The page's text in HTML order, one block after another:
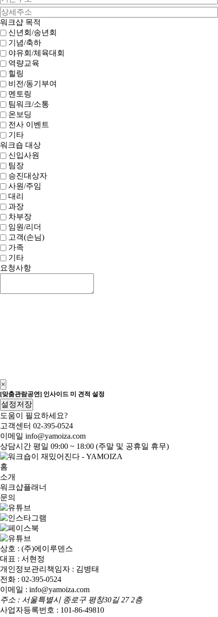
워크샵 목적
신년회/송년회
기념/축하
야유회/체육대회
역량교육
힐링
비전/동기부여
멘토링
팀워크/소통
온보딩
전사 이벤트
기타
워크숍 대상
신입사원
팀장
승진대상자
사원/주임
대리
과장
차부장
임원/리더
고객(손님)
가족
기타
요청사항
×
[맞춤관람공연] 인사이드 미 견적 설정
설정저장
도움이 필요하세요?
고객센터 02-395-0524
이메일 info@yamoiza.com
상담시간 평일 09:00 ~ 18:00 (주말 및 공휴일 휴무)
홈
소개
워크샵플래너
문의
상호 : (주)에이루덴스
대표 : 서현정
개인정보관리책임자 : 김병태
전화 : 02-395-0524
이메일 : info@yamoiza.com
주소 : 서울특별시 종로구 평창30길 27 2층
사업자등록번호 : 101-86-49810